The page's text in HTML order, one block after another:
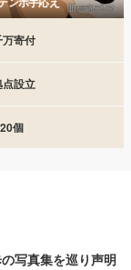
万寄付
設立
個
写真集を巡り声明